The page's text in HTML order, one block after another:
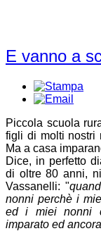
E vanno a
Piccola scuola
figli di molti nostri
Ma a casa
Dice, in perfetto
di oltre 80 anni,
Vassanelli: "
nonni perchè i
ed i miei nonni
imparato ed